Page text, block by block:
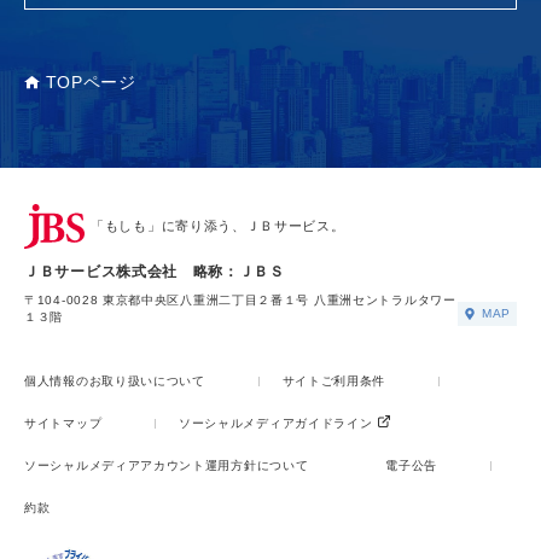
TOPページ
「もしも」に寄り添う、ＪＢサービス。
ＪＢサービス株式会社 略称：ＪＢＳ
〒104-0028 東京都中央区八重洲二丁目２番１号 八重洲セントラルタワー
１３階
MAP
個人情報のお取り扱いについて サイトご利用条件
サイトマップ ソーシャルメディアガイドライン
ソーシャルメディアアカウント運用方針について 電子公告
約款